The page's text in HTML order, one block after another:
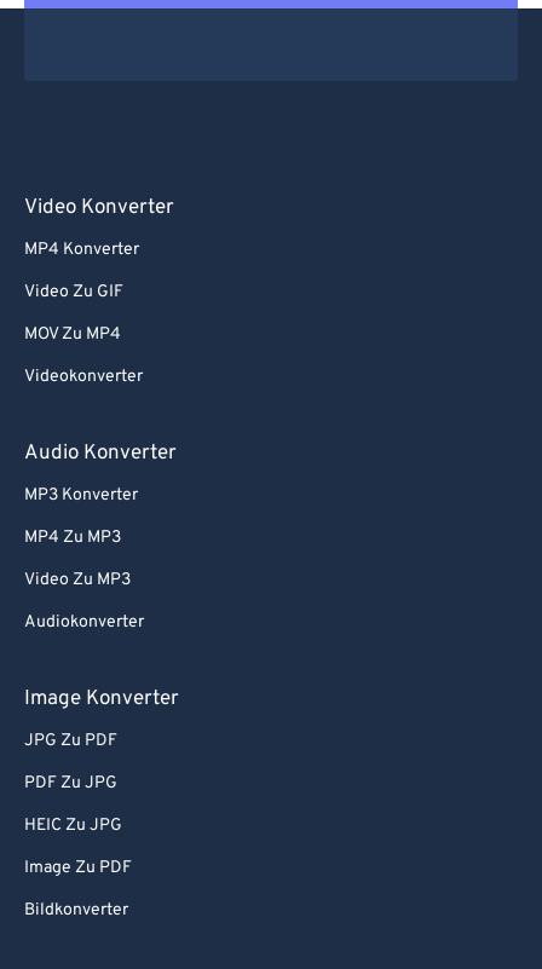
Video Konverter
MP4 Konverter
Video Zu GIF
MOV Zu MP4
Videokonverter
Audio Konverter
MP3 Konverter
MP4 Zu MP3
Video Zu MP3
Audiokonverter
Image Konverter
JPG Zu PDF
PDF Zu JPG
HEIC Zu JPG
Image Zu PDF
Bildkonverter